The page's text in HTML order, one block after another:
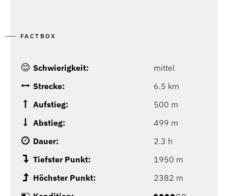
FACTBOX
Schwierigkeit:
mittel
Strecke:
6.5 km
Aufstieg:
500 m
Abstieg:
499 m
Dauer:
2.3 h
Tiefster Punkt:
1950 m
Höchster Punkt:
2382 m